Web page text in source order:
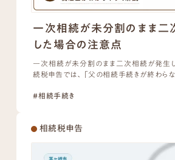
一次相続が未分割のまま
した場合の注意点
一次相続が未分割のまま二次相続が発生
続税申告では、「父の相続手続きが終わら
#相続手続き
相続税申告